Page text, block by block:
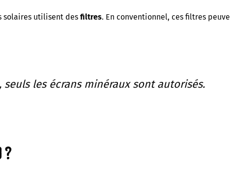
solaires utilisent des filtres. En conventionnel, ces filtres
seuls les écrans minéraux sont autorisés.
?